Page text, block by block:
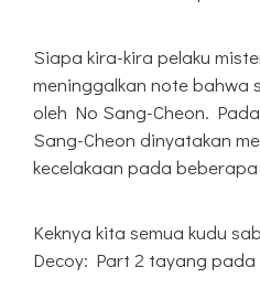
Siapa kira-kira pelaku
meninggalkan note bahwa
oleh No Sang-Cheon.
Sang-Cheon dinyatakan
kecelakaan pada
Keknya kita semua kudu
Decoy: Part 2 tayang